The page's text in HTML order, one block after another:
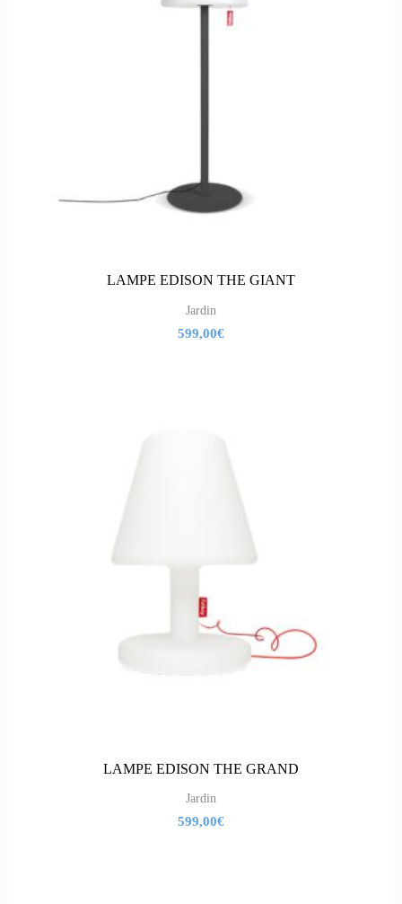
LAMPE EDISON THE GIANT
Jardin
599,00€
LAMPE EDISON THE GRAND
Jardin
599,00€